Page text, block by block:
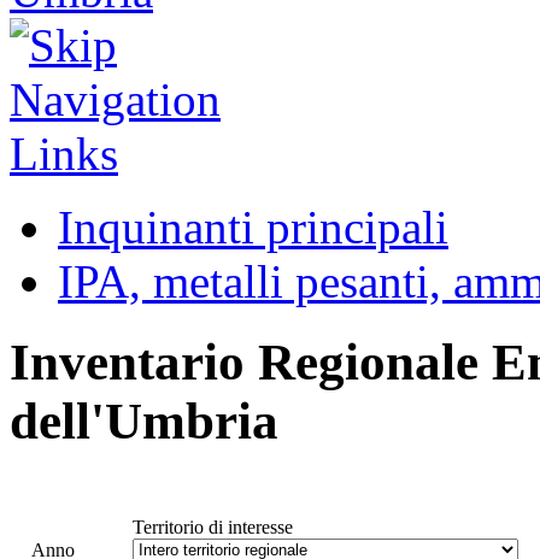
Inquinanti principali
IPA, metalli pesanti,
Inventario Regionale
dell'Umbria
Anno
Territorio di interesse